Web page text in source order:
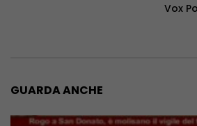
Vox
GUARDA ANCHE